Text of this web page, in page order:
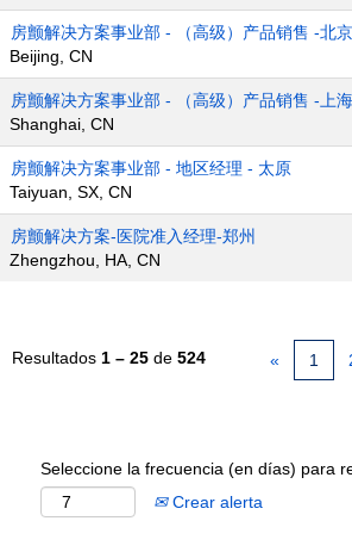
房颤解决方案事业部 - （高级）产品销售 -北京
Beijing, CN
房颤解决方案事业部 - （高级）产品销售 -上海
Shanghai, CN
房颤解决方案事业部 - 地区经理 - 太原
Taiyuan, SX, CN
房颤解决方案-医院准入经理-郑州
Zhengzhou, HA, CN
Resultados 1 – 25 de 524 « 1
Seleccione la frecuencia (en días) para
Crear alerta